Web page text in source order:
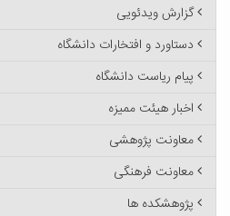
گزارش ویدئویی
دستاورد و افتخارات دانشگاه
پیام ریاست دانشگاه
اخبار هیئت ممیزه
معاونت پژوهشی
معاونت فرهنگی
پژوهشکده ها